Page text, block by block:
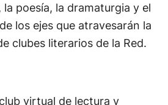
poesía, la dramaturgia y el
los ejes que atravesarán la
clubes literarios de la Red.
virtual de lectura y